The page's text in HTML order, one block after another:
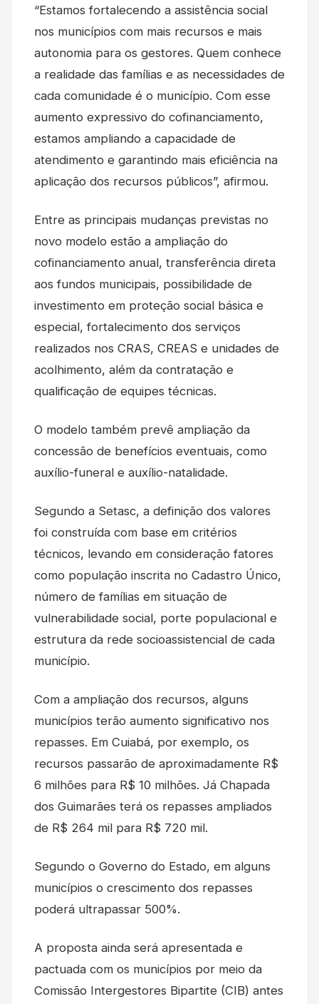
“Estamos fortalecendo a assistência social
nos municípios com mais recursos e mais
autonomia para os gestores. Quem conhece
a realidade das famílias e as necessidades de
cada comunidade é o município. Com esse
aumento expressivo do cofinanciamento,
estamos ampliando a capacidade de
atendimento e garantindo mais eficiência na
aplicação dos recursos públicos”, afirmou.
Entre as principais mudanças previstas no
novo modelo estão a ampliação do
cofinanciamento anual, transferência direta
aos fundos municipais, possibilidade de
investimento em proteção social básica e
especial, fortalecimento dos serviços
realizados nos CRAS, CREAS e unidades de
acolhimento, além da contratação e
qualificação de equipes técnicas.
O modelo também prevê ampliação da
concessão de benefícios eventuais, como
auxílio-funeral e auxílio-natalidade.
Segundo a Setasc, a definição dos valores
foi construída com base em critérios
técnicos, levando em consideração fatores
como população inscrita no Cadastro Único,
número de famílias em situação de
vulnerabilidade social, porte populacional e
estrutura da rede socioassistencial de cada
município.
Com a ampliação dos recursos, alguns
municípios terão aumento significativo nos
repasses. Em Cuiabá, por exemplo, os
recursos passarão de aproximadamente R$
6 milhões para R$ 10 milhões. Já Chapada
dos Guimarães terá os repasses ampliados
de R$ 264 mil para R$ 720 mil.
Segundo o Governo do Estado, em alguns
municípios o crescimento dos repasses
poderá ultrapassar 500%.
A proposta ainda será apresentada e
pactuada com os municípios por meio da
Comissão Intergestores Bipartite (CIB) antes